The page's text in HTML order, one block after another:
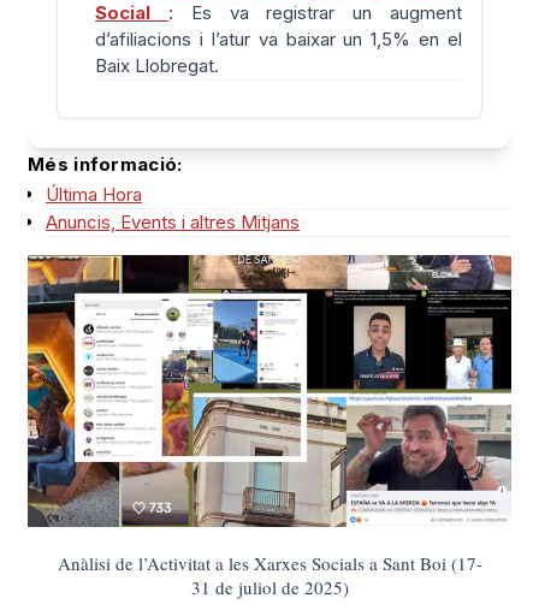
Social
: Es va registrar un augment
d’afiliacions i l’atur va baixar un 1,5% en el
Baix Llobregat.
Més informació:
Última Hora
Anuncis, Events i altres Mitjans
Anàlisi de l’Activitat a les Xarxes Socials a Sant Boi (17-
31 de juliol de 2025)